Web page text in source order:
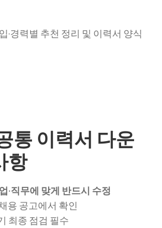
통 이력서 다운
항
·직무에 맞게 반드시 수정
용 공고에서 확인
최종 점검 필수